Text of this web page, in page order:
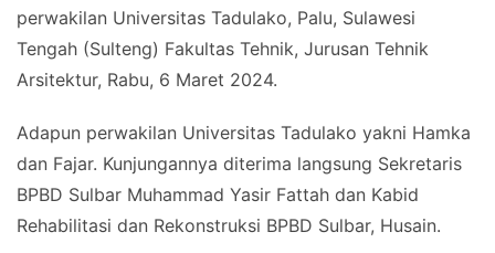
perwakilan Universitas Tadulako, Palu, Sulawesi
Tengah (Sulteng) Fakultas Tehnik, Jurusan Tehnik
Arsitektur, Rabu, 6 Maret 2024.
Adapun perwakilan Universitas Tadulako yakni Hamka
dan Fajar. Kunjungannya diterima langsung Sekretaris
BPBD Sulbar Muhammad Yasir Fattah dan Kabid
Rehabilitasi dan Rekonstruksi BPBD Sulbar, Husain.